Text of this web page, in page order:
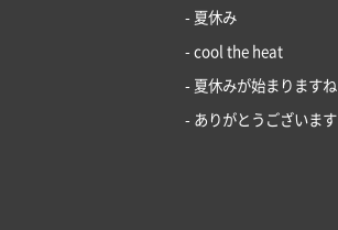
- 夏休み
- cool the heat
- 夏休みが始まりますね
- ありがとうございます